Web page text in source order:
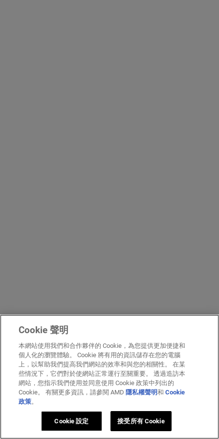
Cookie 聲明
本網站使用我們和合作夥伴的 Cookie，為您提供更加便捷和
個人化的瀏覽體驗。 Cookie 將有用的資訊儲存在您的電腦
上，以幫助我們提高我們網站的效率和與您的相關性。 在某
些情況下，它們對於使網站正常運行至關重要。 透過造訪本
網站，您指示我們使用並同意使用 Cookie 政策中列出的
Cookie。 有關更多資訊，請參閱 AMD 隱私權聲明和Cookie
政策。
Cookie 設定 接受所有 Cookie